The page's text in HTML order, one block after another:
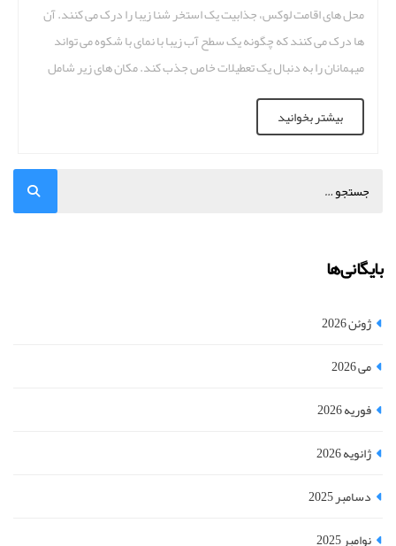
محل های اقامت لوکس، جذابیت یک استخر شنا زیبا را درک می کنند. آن
ها درک می کنند که چگونه یک سطح آب زیبا با نمای با شکوه می تواند
میهمانان را به دنبال یک تعطیلات خاص جذب کند. مکان های زیر شامل
استخرهای شگفت انگیزی هستند که برخی در نوع خود منحصر بفرد می
بیشتر بخوانید
بایگانی‌ها
ژوئن 2026
می 2026
فوریه 2026
ژانویه 2026
دسامبر 2025
نوامبر 2025